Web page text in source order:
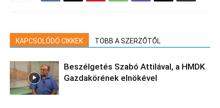
KAPCSOLÓDÓ CIKKEK TÖBB A SZERZŐTŐL
Beszélgetés Szabó Attilával, a HMDK
Gazdakörének elnökével